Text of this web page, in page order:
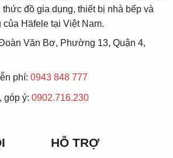
đồ gia dụng, thiết bị nhà bếp và
Häfele tại Việt Nam.
Văn Bơ, Phường 13, Quận 4,
phí: 0943 848 777
góp ý: 0902.716.230
HỖ TRỢ